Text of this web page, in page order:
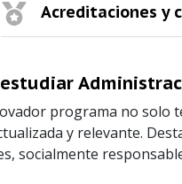
Acreditaciones y
programa no solo
y relevante.
socialmente